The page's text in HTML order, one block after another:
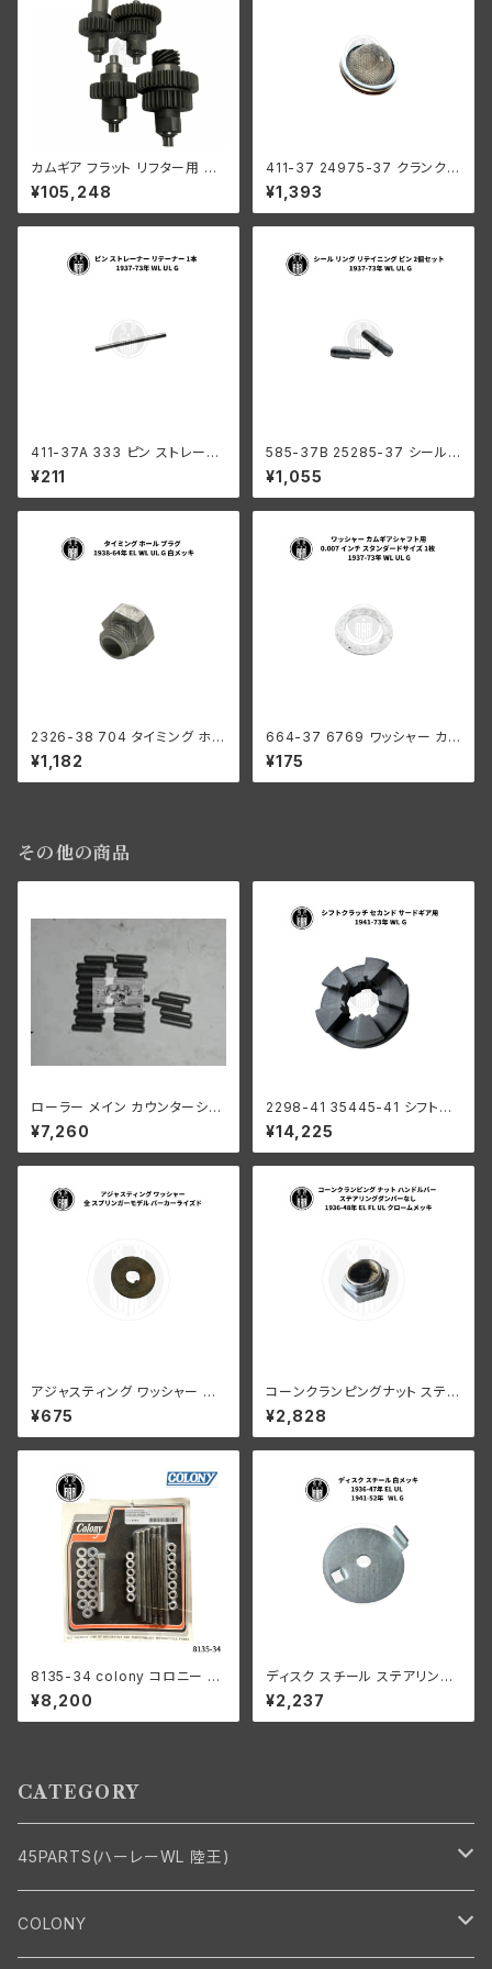
カムギア フラット リフター用 4
個セット ハーレーダビッドソン
WR エンジン オイルポンプ
¥105,248
411-37 24975-37 クランクケ
ース ストレーナー ハーレーダビ
ッドソン 1937-73年 WL UL G
¥1,393
411-37A 333 ピン ストレーナ
ー リテーナー 1本 クランクケー
ス ハーレーダビッドソン 1937-
73年 WL UL G
¥211
585-37B 25285-37 シール
リング リテイニング ピン 2個セ
ット ハーレーダビッドソン 1937
-73年 WL UL G
¥1,055
2326-38 704 タイミング ホー
ル プラグ ハーレーダビッドソン
1938-64年 EL WL UL G 白メ
ッキ
¥1,182
664-37 6769 ワッシャー カム
ギアシャフト用 0.007 インチ ス
タンダードサイズ 1枚 ハーレー
ダビッドソン 1937-73年 WL U
¥175
その他の商品
ローラー メイン カウンターシャ
フト 0008"オーバーサイズ 24
個 ハーレーダビッドソン
¥7,260
2298-41 35445-41 シフトク
ラッチ セカンド サードギア用 ハ
ーレーダビッドソン 1941-73年
WL G
¥14,225
アジャスティング ワッシャー ハ
ーレーダビッドソン 全スプリン
ガーモデル パーカーライズド
¥675
コーンクランピングナット ステア
リングダンパーなし 1936-48
年 EL FL UL クローム
¥2,828
8135-34 colony コロニー カ
ドミメッキ ファスナー モーター
ケース キット ハーレーダビッド
ソン
¥8,200
ディスク スチール ステアリング
ダンパー ハーレー 1936-47年
EL UL 1941-52年 WL G 白メ
ッキ
¥2,237
CATEGORY
45PARTS(ハーレーWL 陸王)
エンジン
COLONY